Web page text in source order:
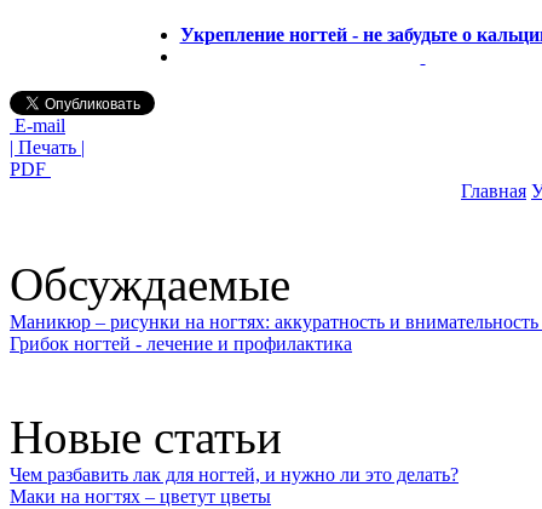
Укрепление ногтей - не забудьте о
E-mail
| Печать |
PDF
Главная
Обсуждаемые
Маникюр – рисунки на ногтях: аккуратность и
Грибок ногтей - лечение и профилактика
Новые статьи
Чем разбавить лак для ногтей, и нужно ли это делать?
Маки на ногтях – цветут цветы